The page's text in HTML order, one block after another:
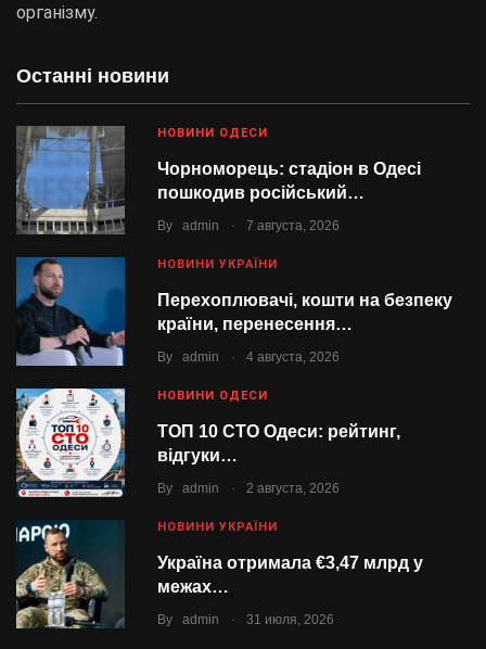
Останні новини
НОВИНИ ОДЕСИ
Чорноморець: стадіон в Одесі
пошкодив російський…
By admin . 7 августа, 2026
НОВИНИ УКРАЇНИ
Перехоплювачі, кошти на безпеку
країни, перенесення…
By admin . 4 августа, 2026
НОВИНИ ОДЕСИ
ТОП 10 СТО Одеси: рейтинг,
відгуки…
By admin . 2 августа, 2026
НОВИНИ УКРАЇНИ
Україна отримала €3,47 млрд у
межах…
By admin . 31 июля, 2026
організму.